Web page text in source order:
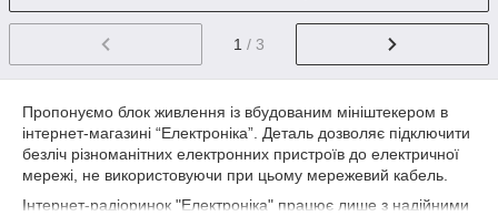
1 / 3
Пропонуємо блок живлення із вбудованим мініштекером в
інтернет-магазині “Електроніка”. Деталь дозволяє підключити
безліч різноманітних електронних пристроїв до електричної
мережі, не використовуючи при цьому мережевий кабель.
Інтернет-радіоринок "Електроніка" працює лише з надійними